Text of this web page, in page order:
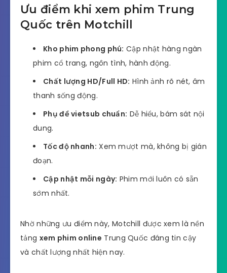
Ưu điểm khi xem phim Trung
Quốc trên Motchill
Kho phim phong phú: Cập nhật hàng ngàn
phim cổ trang, ngôn tình, hành động.
Chất lượng HD/Full HD: Hình ảnh rõ nét, âm
thanh sống động.
Phụ đề vietsub chuẩn: Dễ hiểu, bám sát nội
dung.
Tốc độ nhanh: Xem mượt mà, không bị gián
đoạn.
Cập nhật mỗi ngày: Phim mới luôn có sẵn
sớm nhất.
Nhờ những ưu điểm này, Motchill được xem là nền
tảng xem phim online Trung Quốc đáng tin cậy
và chất lượng nhất hiện nay.